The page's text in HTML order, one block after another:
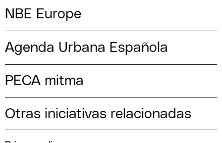
NBE Europe
Agenda Urbana Española
PECA mitma
Otras iniciativas relacionadas